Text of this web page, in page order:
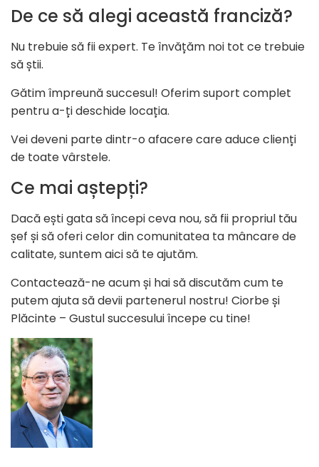
De ce să alegi această franciză?
Nu trebuie să fii expert. Te învățăm noi tot ce trebuie
să știi.
Gătim împreună succesul! Oferim suport complet
pentru a-ți deschide locația.
Vei deveni parte dintr-o afacere care aduce clienți
de toate vârstele.
Ce mai aștepți?
Dacă ești gata să începi ceva nou, să fii propriul tău
șef și să oferi celor din comunitatea ta mâncare de
calitate, suntem aici să te ajutăm.
Contactează-ne acum și hai să discutăm cum te
putem ajuta să devii partenerul nostru! Ciorbe și
Plăcinte – Gustul succesului începe cu tine!